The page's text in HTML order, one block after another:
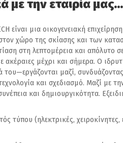
με την εταιρία μας…
είναι μια οικογενειακή
χώρο της σκίασης και των
στη λεπτομέρεια και απόλυτο
ακέραιες μέχρι και σήμερα. Ο
του—εργάζονται μαζί,
και σχεδιασμό. Μαζί με
και δημιουργικότητα.
τύπου (ηλεκτρικές, χειροκίνητες,